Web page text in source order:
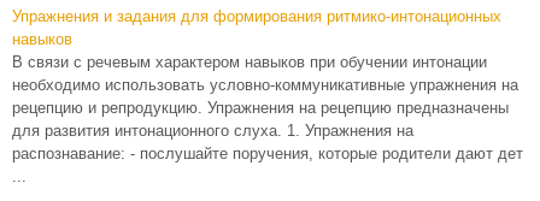
Упражнения и задания для формирования ритмико-интонационных
навыков
В связи с речевым характером навыков при обучении интонации
необходимо использовать условно-коммуникативные упражнения на
рецепцию и репродукцию. Упражнения на рецепцию предназначены
для развития интонационного слуха. 1. Упражнения на
распознавание: - послушайте поручения, которые родители дают дет
...